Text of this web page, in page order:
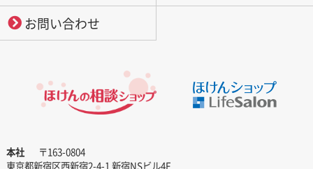
お問い合わせ
本社
〒163-0804
東京都新宿区西新宿2-4-1 新宿NSビル4F